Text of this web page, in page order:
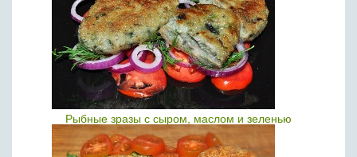
Рыбные зразы с сыром, маслом и зеленью